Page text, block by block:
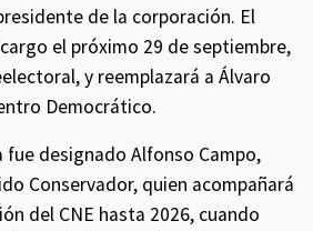
de la corporación. El
el próximo 29 de septiembre,
y reemplazará a Álvaro
Democrático.
fue designado Alfonso Campo,
Conservador, quien acompañará
del CNE hasta 2026, cuando